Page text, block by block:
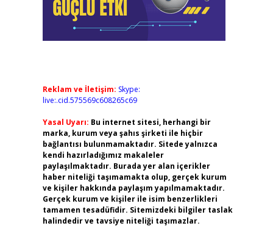
Reklam ve İletişim: Skype:
live:.cid.575569c608265c69
Yasal Uyarı: Bu internet sitesi, herhangi bir
marka, kurum veya şahıs şirketi ile hiçbir
bağlantısı bulunmamaktadır. Sitede yalnızca
kendi hazırladığımız makaleler
paylaşılmaktadır. Burada yer alan içerikler
haber niteliği taşımamakta olup, gerçek kurum
ve kişiler hakkında paylaşım yapılmamaktadır.
Gerçek kurum ve kişiler ile isim benzerlikleri
tamamen tesadüfidir. Sitemizdeki bilgiler taslak
halindedir ve tavsiye niteliği taşımazlar.